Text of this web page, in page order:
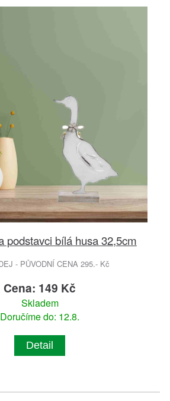
podstavci bílá husa 32,5cm
- PŮVODNÍ CENA 295.- Kč
Cena: 149 Kč
Skladem
Doručíme do: 12.8.
Detail